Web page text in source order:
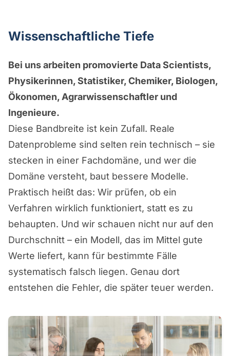
Wissenschaftliche Tiefe
Bei uns arbeiten promovierte Data Scientists,
Physikerinnen, Statistiker, Chemiker, Biologen,
Ökonomen, Agrarwissenschaftler und
Ingenieure.
Diese Bandbreite ist kein Zufall. Reale
Datenprobleme sind selten rein technisch – sie
stecken in einer Fachdomäne, und wer die
Domäne versteht, baut bessere Modelle.
Praktisch heißt das: Wir prüfen, ob ein
Verfahren wirklich funktioniert, statt es zu
behaupten. Und wir schauen nicht nur auf den
Durchschnitt – ein Modell, das im Mittel gute
Werte liefert, kann für bestimmte Fälle
systematisch falsch liegen. Genau dort
entstehen die Fehler, die später teuer werden.